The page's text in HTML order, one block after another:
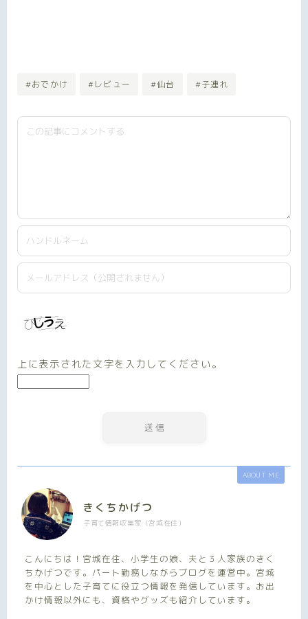
#おでかけ #レビュー #仙台 #子連れ
上に表示された文字を入力してください。
ABOUT ME
きくちかげつ
子育て情報収集家（宮城在住）
こんにちは！宮城在住、小学生の娘、夫と３人家族のきく
ちかげつです。パート勤務しながらブログを運営中。宮城
を中心とした子育てに役立つ情報を発信しています。お出
かけ情報以外にも、資格やグッズも紹介しています。